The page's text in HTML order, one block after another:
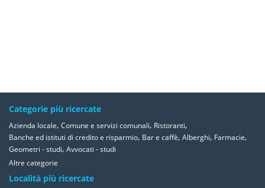
Categorie più ricercate
Azienda locale, Comune e servizi comunali, Ristoranti,
Banche ed istituti di credito e risparmio, Bar e caffè, Alberghi, Farmacie,
Geometri - studi, Avvocati - studi
Altre categorie
Località più ricercate